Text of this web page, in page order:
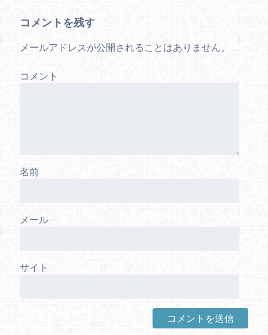
コメントを残す
メールアドレスが公開されることはありません。
コメント
名前
メール
サイト